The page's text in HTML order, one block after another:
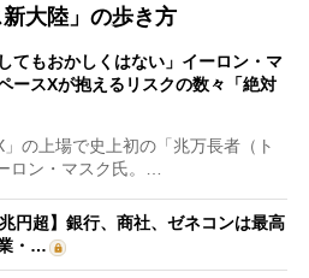
大陸」の歩き方
てもおかしくはない」イーロン・マ
ースXが抱えるリスクの数々「絶対
の上場で史上初の「兆万長者（ト
ロン・マスク氏。…
円超】銀行、商社、ゼネコンは最高
・…